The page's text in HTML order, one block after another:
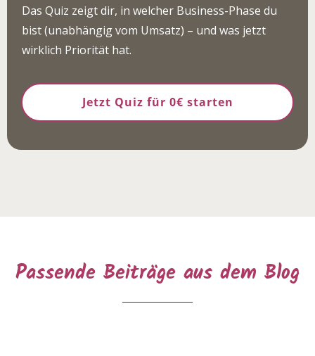
Das Quiz zeigt dir, in welcher Business-Phase du
bist (unabhängig vom Umsatz) – und was jetzt
wirklich Priorität hat.
Jetzt Quiz für 0€ starten
Passende Beiträge aus dem Blog